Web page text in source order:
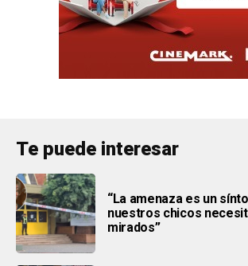
Te puede interesar
“La amenaza es un
nuestros chicos
mirados”